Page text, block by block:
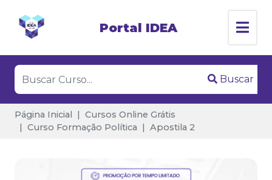
Portal IDEA
Buscar
Página Inicial
Cursos Online Grátis
Curso Formação Política
Apostila 2